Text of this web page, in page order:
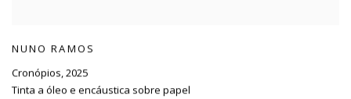
NUNO RAMOS
Cronópios,2025
Tinta a óleo e encáustica sobre papel